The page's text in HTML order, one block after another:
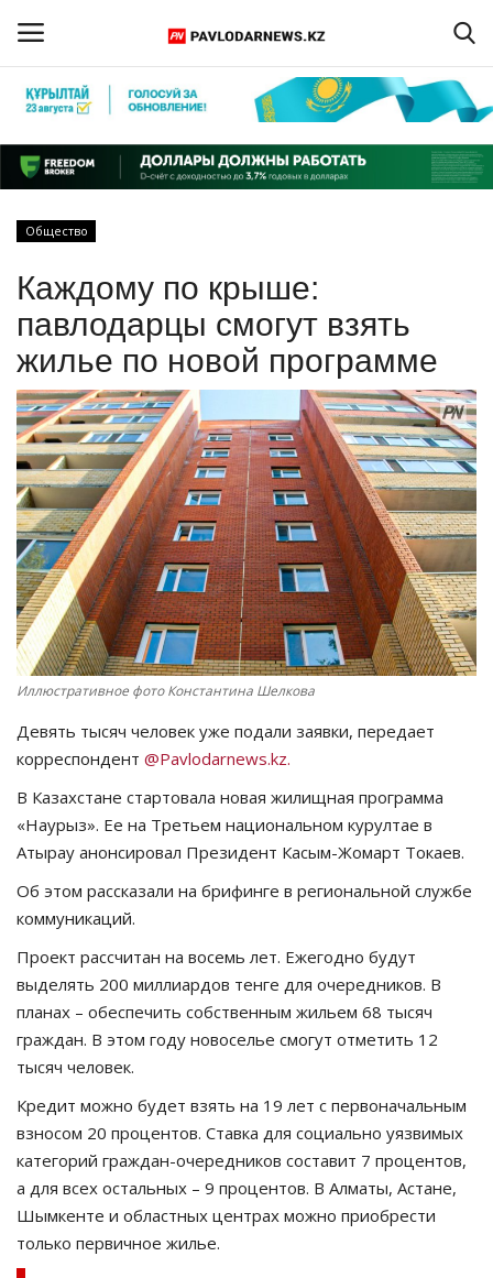
Регистрация
Главная
ПАВЛОДАРСКАЯ ОБЛАСТЬ
КАЗАХСТАН
МИР
СПЕЦПРОЕКТЫ
СПОРТ
Чек-лист
РАЗВЛЕЧЕНИЯ
OFFICIAL
Курултай
Қазақша Русский
Общество
Каждому по крыше:
павлодарцы смогут взять
жилье по новой программе
Иллюстративное фото Константина Шелкова
Девять тысяч человек уже подали заявки, передает
корреспондент @Pavlodarnews.kz.
В Казахстане стартовала новая жилищная программа
«Наурыз». Ее на Третьем национальном курултае в
Атырау анонсировал Президент Касым-Жомарт Токаев.
Об этом рассказали на брифинге в региональной службе
коммуникаций.
Проект рассчитан на восемь лет. Ежегодно будут
выделять 200 миллиардов тенге для очередников. В
планах – обеспечить собственным жильем 68 тысяч
граждан. В этом году новоселье смогут отметить 12
тысяч человек.
Кредит можно будет взять на 19 лет с первоначальным
взносом 20 процентов. Ставка для социально уязвимых
категорий граждан-очередников составит 7 процентов,
а для всех остальных – 9 процентов. В Алматы, Астане,
Шымкенте и областных центрах можно приобрести
только первичное жилье.